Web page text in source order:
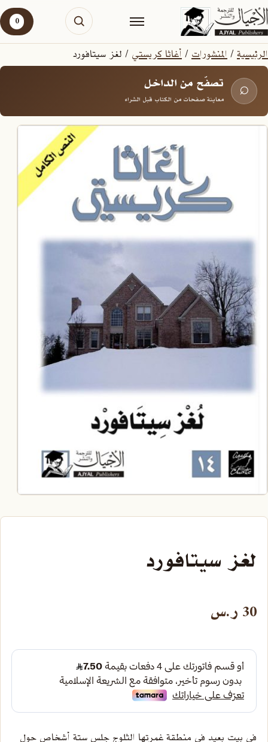
0
الرئيسية/المنشورات/أغاثا كريستي / لغز سيتافورد
⌕ تصفّح من الداخل
معاينة صفحات من الكتاب قبل الشراء
لغز سيتافورد
30 ر.س
في بيت بعيد في منطقة غمرتها الثلوج جلس ستة أشخاص حول